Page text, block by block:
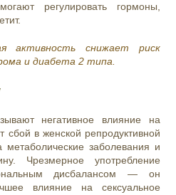
регулировать гормоны,
активность снижает риск
и диабета 2 типа.
негативное влияние на
сбой в женской репродуктивной
заболевания и
Чрезмерное употребление
дисбалансом — он
влияние на сексуальное